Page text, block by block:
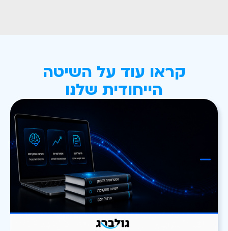
קראו עוד על השיטה
הייחודית שלנו